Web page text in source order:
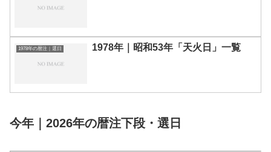
1978年の暦注｜選日 1978年｜昭和53年「天火日」一覧
今年｜2026年の暦注下段・選日